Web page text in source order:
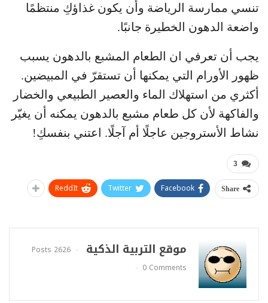
تنسي ممارسة الرياضة وأن يكون غذاؤكِ منتظمًا
واضعة الدهون الخطيرة جانبًا.
يجب أن تعرفي ان الطعام المشبع بالدهون يسبب
ظهور الأورام التي يمكنها أن تستقرّ في المبيضين.
أكثري من استهلاك الماء والعصير الطبيعي والخضار
والفاكهة لأن كل طعام مشبع بالدهون يمكنه أن يغيّر
نشاط الأستروجين عاجلًا أم آجلًا. اعتني بنفسكِ!
3
Share
Facebook
Twitter
ReddIt
موقع التربية الذكية
2626 Posts
0 Comments